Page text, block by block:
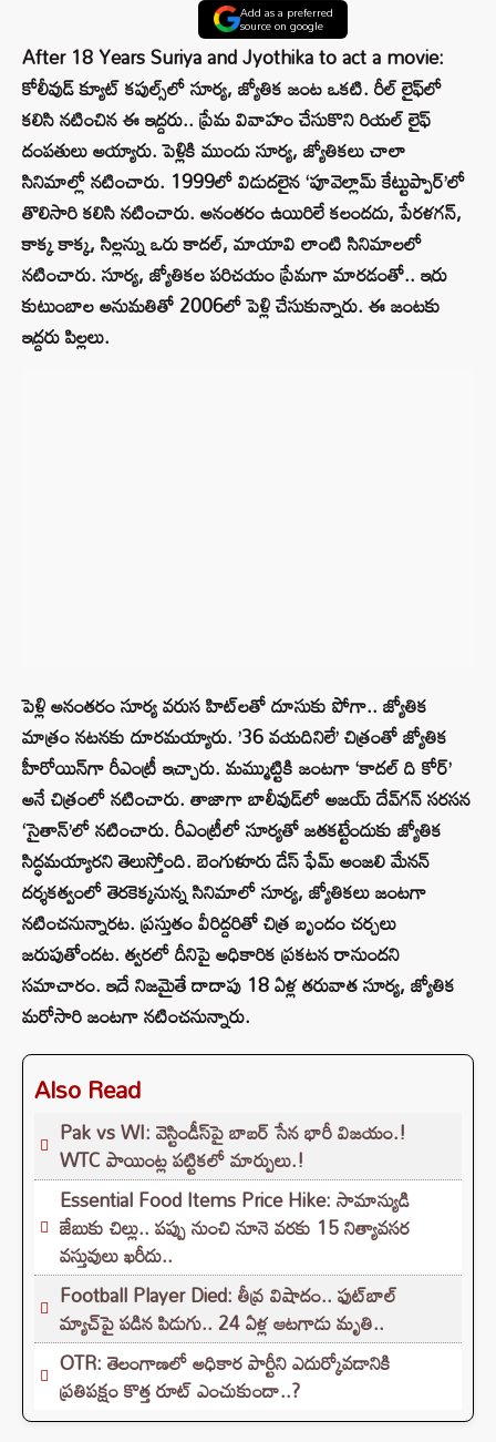
Add as a preferred
source on google
After 18 Years Suriya and Jyothika to act a movie:
కోలీవుడ్ క్యూట్ క‌పుల్స్‌లో సూర్య‌, జ్యోతిక జంట ఒక‌టి. రీల్ లైఫ్‌లో
కలిసి నటించిన ఈ ఇద్దరు.. ప్రేమ వివాహం చేసుకొని రియల్ లైఫ్
దంపతులు అయ్యారు. పెళ్లికి ముందు సూర్య‌, జ్యోతికలు చాలా
సినిమాల్లో నటించారు. 1999లో విడుదలైన ‘పూవెల్లామ్‌ కేట్టుప్పార్‌’లో
తొలిసారి కలిసి నటించారు. అనంతరం ఉయిరిలే కలందదు, పేరళగన్,
కాక్క కాక్క, సిల్లన్ను ఒరు కాదల్, మాయావి లాంటి సినిమాలలో
నటించారు. సూర్య‌, జ్యోతికల పరిచయం ప్రేమగా మారడంతో.. ఇరు
కుటుంబాల అనుమతితో 2006లో పెళ్లి చేసుకున్నారు. ఈ జంటకు
ఇద్దరు పిల్లలు.
పెళ్లి అనంతరం సూర్య‌ వరుస హిట్‌లతో దూసుకు పోగా.. జ్యోతిక
మాత్రం నటనకు దూరమయ్యారు. ’36 వయదినిలే’ చిత్రంతో జ్యోతిక
హీరోయిన్‌గా రీఎంట్రీ ఇచ్చారు. మమ్ముట్టికి జంటగా ‘కాదల్‌ ది కోర్‌’
అనే చిత్రంలో నటించారు. తాజాగా బాలీవుడ్‌లో అజయ్‌ దేవ్‌గన్‌ సరసన
‘సైతాన్‌’లో నటించారు. రీఎంట్రీలో సూర్య‌తో జతకట్టేందుకు జ్యోతిక
సిద్ధమయ్యారని తెలుస్తోంది. బెంగుళూరు డేస్‌ ఫేమ్‌ అంజలి మేనన్‌
దర్శకత్వంలో తెరకెక్కనున్న సినిమాలో సూర్య‌, జ్యోతికలు జంటగా
నటించనున్నారట. ప్రస్తుతం వీరిద్దరితో చిత్ర బృందం చర్చలు
జరుపుతోందట. త్వరలో దీనిపై అధికారిక ప్రకటన రానుందని
సమాచారం. ఇదే నిజమైతే దాదాపు 18 ఏళ్ల తరువాత సూర్య, జ్యోతిక
మరోసారి జంటగా నటించనున్నారు.
Also Read
Pak vs WI: వెస్టిండీస్‌పై బాబర్ సేన భారీ విజయం.!
WTC పాయింట్ల పట్టికలో మార్పులు.!
Essential Food Items Price Hike: సామాన్యుడి
జేబుకు చిల్లు.. పప్పు నుంచి నూనె వరకు 15 నిత్యావసర
వస్తువులు ఖరీదు..
Football Player Died: తీవ్ర విషాదం.. ఫుట్‌బాల్
మ్యాచ్‌పై పడిన పిడుగు.. 24 ఏళ్ల ఆటగాడు మృతి..
OTR: తెలంగాణలో అధికార పార్టీని ఎదుర్కోవడానికి
ప్రతిపక్షం కొత్త రూట్‌ ఎంచుకుందా..?